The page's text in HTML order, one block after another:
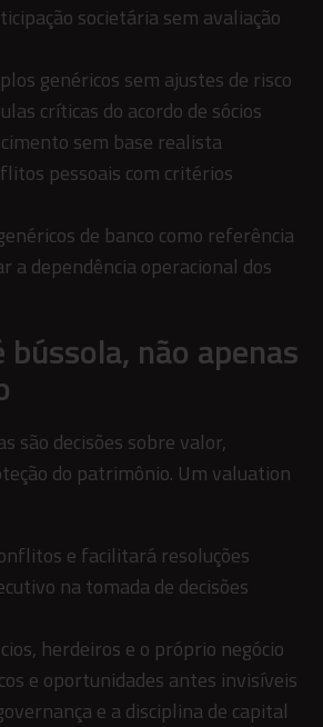
societária sem avaliação
genéricos sem ajustes de risco
críticas do acordo de sócios
sem base realista
pessoais com critérios
de banco como referência
a dependência operacional dos
não apenas
são decisões sobre valor,
do patrimônio. Um valuation
e facilitará resoluções
na tomada de decisões
herdeiros e o próprio negócio
e oportunidades antes invisíveis
e a disciplina de capital